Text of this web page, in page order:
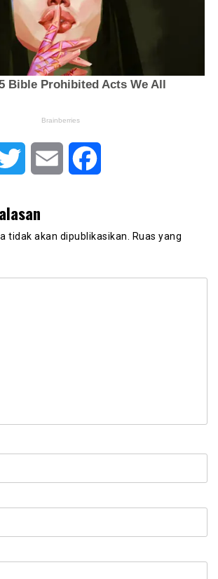
Twitter Email
tidak akan dipublikasikan.
Ruas yang